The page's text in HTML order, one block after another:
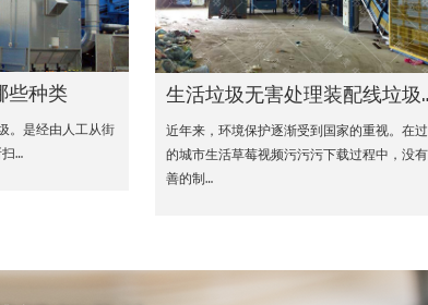
些种类
。是经由人工从街
扫…
生活垃圾无害处理装配线垃
近年来，环境保护逐渐受到国家的重视。在
的城市生活草莓视频污污污下载过程中，没
善的制…